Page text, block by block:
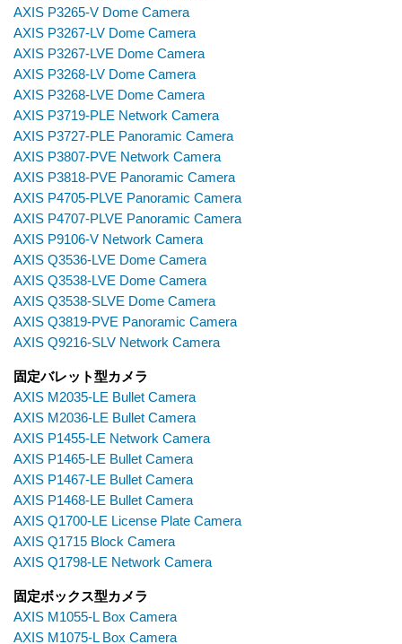
AXIS P3265-V Dome Camera
AXIS P3267-LV Dome Camera
AXIS P3267-LVE Dome Camera
AXIS P3268-LV Dome Camera
AXIS P3268-LVE Dome Camera
AXIS P3719-PLE Network Camera
AXIS P3727-PLE Panoramic Camera
AXIS P3807-PVE Network Camera
AXIS P3818-PVE Panoramic Camera
AXIS P4705-PLVE Panoramic Camera
AXIS P4707-PLVE Panoramic Camera
AXIS P9106-V Network Camera
AXIS Q3536-LVE Dome Camera
AXIS Q3538-LVE Dome Camera
AXIS Q3538-SLVE Dome Camera
AXIS Q3819-PVE Panoramic Camera
AXIS Q9216-SLV Network Camera
固定バレット型カメラ
AXIS M2035-LE Bullet Camera
AXIS M2036-LE Bullet Camera
AXIS P1455-LE Network Camera
AXIS P1465-LE Bullet Camera
AXIS P1467-LE Bullet Camera
AXIS P1468-LE Bullet Camera
AXIS Q1700-LE License Plate Camera
AXIS Q1715 Block Camera
AXIS Q1798-LE Network Camera
固定ボックス型カメラ
AXIS M1055-L Box Camera
AXIS M1075-L Box Camera